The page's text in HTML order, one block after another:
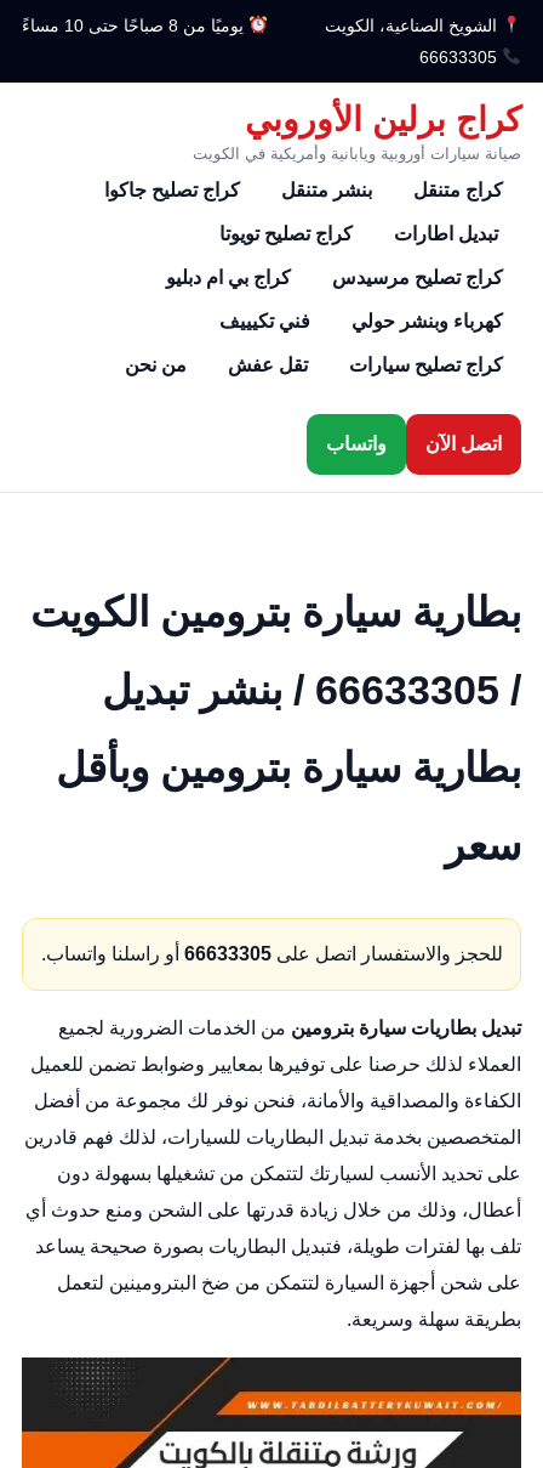
الشويخ الصناعية، الكويت
يوميًا من 8 صباحًا حتى 10 مساءً
66633305
كراج برلين الأوروبي
صيانة سيارات أوروبية ويابانية وأمريكية في الكويت
كراج متنقل بنشر متنقل كراج تصليح جاكوا
تبديل اطارات كراج تصليح تويوتا
كراج تصليح مرسيدس كراج بي ام دبليو
كهرباء وبنشر حولي فني تكيييف
كراج تصليح سيارات تقل عفش من نحن
اتصل الآن واتساب
بطارية سيارة بترومين الكويت
/ 66633305 / بنشر تبديل
بطارية سيارة بترومين وبأقل
سعر
للحجز والاستفسار اتصل على 66633305أو راسلنا واتساب.
تبديل بطاريات سيارة بترومين من الخدمات الضرورية لجميع
العملاء لذلك حرصنا على توفيرها بمعايير وضوابط تضمن للعميل
الكفاءة والمصداقية والأمانة، فنحن نوفر لك مجموعة من أفضل
المتخصصين بخدمة تبديل البطاريات للسيارات، لذلك فهم قادرين
على تحديد الأنسب لسيارتك لتتمكن من تشغيلها بسهولة دون
أعطال، وذلك من خلال زيادة قدرتها على الشحن ومنع حدوث أي
تلف بها لفترات طويلة، فتبديل البطاريات بصورة صحيحة يساعد
على شحن أجهزة السيارة لتتمكن من ضخ البترومينين لتعمل
بطريقة سهلة وسريعة.